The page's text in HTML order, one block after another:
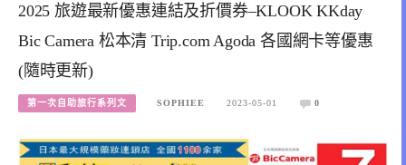
2025 旅遊最新優惠連結及折價券–KLOOK KKday
Bic Camera 松本清 Trip.com Agoda 各國網卡等優惠
(隨時更新)
第一次自助旅行系列文 SOPHIEE 2023-05-01 0